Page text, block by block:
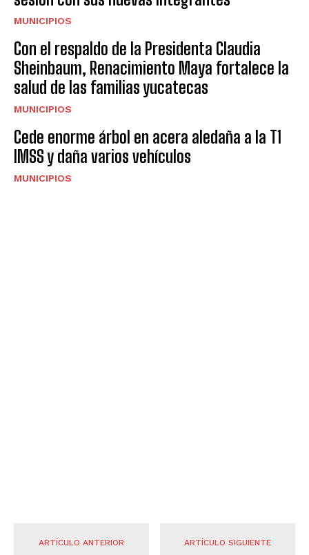
MUNICIPIOS
Con el respaldo de la Presidenta Claudia
Sheinbaum, Renacimiento Maya fortalece la
salud de las familias yucatecas
MUNICIPIOS
Cede enorme árbol en acera aledaña a la T1
IMSS y daña varios vehículos
MUNICIPIOS
ARTÍCULO ANTERIOR ARTÍCULO SIGUIENTE